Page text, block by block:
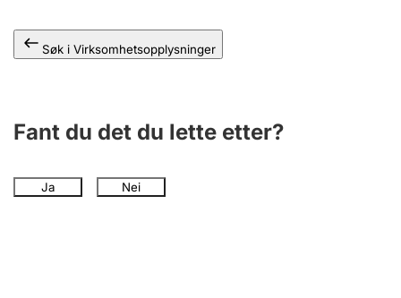
Søk i Virksomhetsopplysninger
Fant du det du lette etter?
Ja Nei